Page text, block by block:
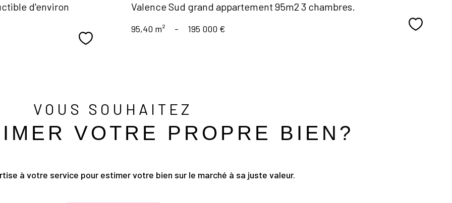
d'environ
Sélectionner
Valence Sud grand appartement 95m2 3 chambres.
95,40 m² - 195 000 €
VOUS SOUHAITEZ
VOTRE PROPRE BIEN?
à votre service pour estimer votre bien sur le marché à sa juste valeur.